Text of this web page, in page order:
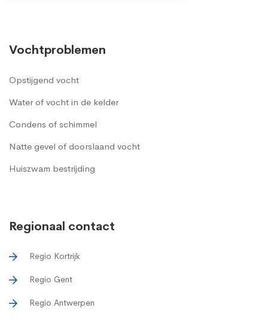
Vochtproblemen
Opstijgend vocht
Water of vocht in de kelder
Condens of schimmel
Natte gevel of doorslaand vocht
Huiszwam bestrijding
Regionaal contact
Regio Kortrijk
Regio Gent
Regio Antwerpen